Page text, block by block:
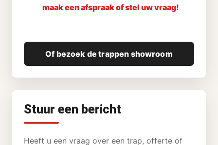
maak een afspraak of stel uw vraag!
Of bezoek de trappen showroom
Stuur een bericht
Heeft u een vraag over een trap, offerte of